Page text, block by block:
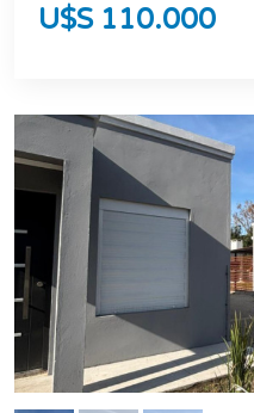
U$S 110.000